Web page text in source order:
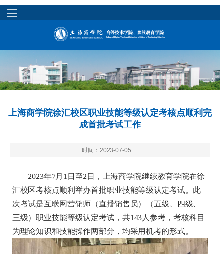
上海商学院徐汇校区职业技能等级认定考核点顺利完
成首批考试工作
时间：2023-07-05
2023年7月1日至2日，上海商学院继续教育学院在徐
汇校区考核点顺利举办首批职业技能等级认定考试。此
次考试是互联网营销师（直播销售员）（五级、四级、
三级）职业技能等级认定考试，共143人参考，考核科目
为理论知识和技能操作两部分，均采用机考的形式。